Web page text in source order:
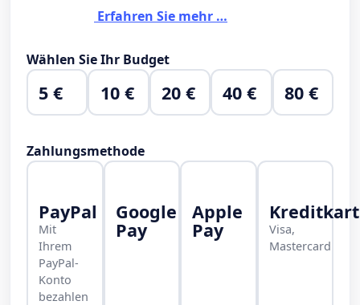
Erfahren Sie mehr …
Wählen Sie Ihr Budget
5 € 10 € 20 € 40 € 80 €
Zahlungsmethode
PayPal
Mit
Ihrem
PayPal-
Konto
bezahlen
Google
Pay
Apple
Pay
Visa,
Mastercard